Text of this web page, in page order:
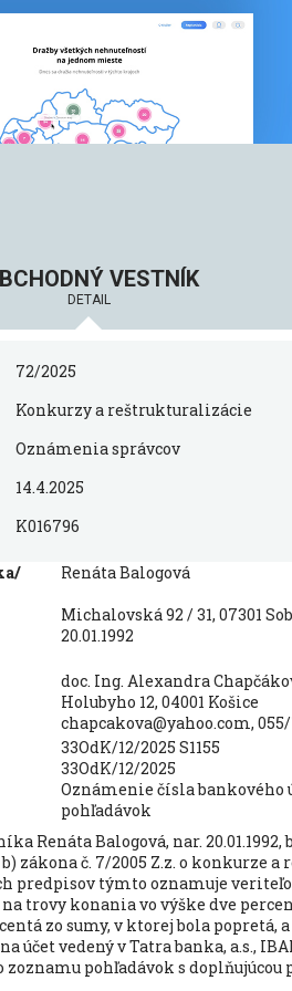
VESTNÍK
DETAIL
72/2025
Konkurzy a reštrukturalizácie
Oznámenia správcov
14.4.2025
K016796
Renáta Balogová
Michalovská 92 / 31, 07301
20.01.1992
doc. Ing. Alexandra
Holubyho 12, 04001 Košice
chapcakova@yahoo.com,
33OdK/12/2025 S1155
33OdK/12/2025
Oznámenie čísla bankového
pohľadávok
Renáta Balogová, nar.
b) zákona č. 7/2005 Z.z. o
predpisov týmto oznamuje
trovy konania vo výške dve
zo sumy, v ktorej bola popretá,
vedený v Tatra banka, a.s.,
pohľadávok s doplňujúcou